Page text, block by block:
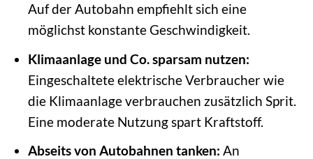
Auf der Autobahn empfiehlt sich eine
möglichst konstante Geschwindigkeit.
Klimaanlage und Co. sparsam nutzen:
Eingeschaltete elektrische Verbraucher wie
die Klimaanlage verbrauchen zusätzlich Sprit.
Eine moderate Nutzung spart Kraftstoff.
Abseits von Autobahnen tanken: An